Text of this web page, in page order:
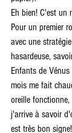
Eh bien! C'est un
Pour un premier
avec une
hasardeuse,
Enfants de
mois me fait
oreille
j'arrive à savoir
est très bon